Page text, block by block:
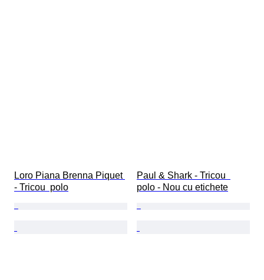
Loro Piana Brenna Piquet
- Tricou  polo
Paul & Shark - Tricou
polo - Nou cu etichete